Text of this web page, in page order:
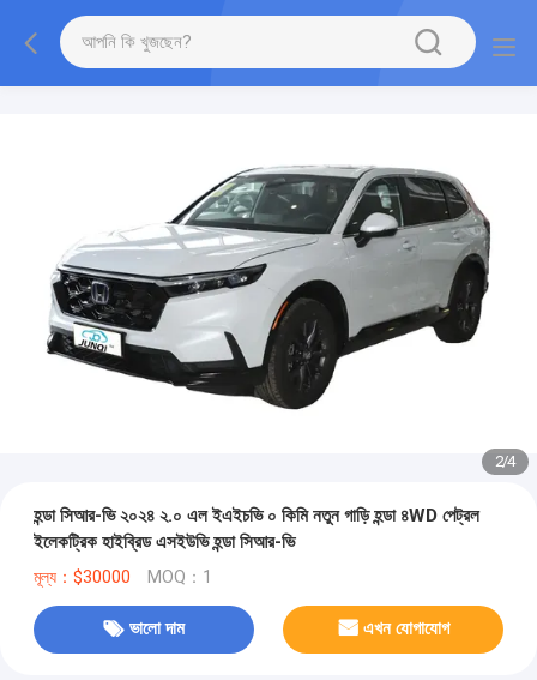
2/4
হন্ডা সিআর-ভি ২০২৪ ২.০ এল ইএইচভি ০ কিমি নতুন গাড়ি হন্ডা ৪WD পেট্রল
ইলেকট্রিক হাইব্রিড এসইউভি হন্ডা সিআর-ভি
মূল্য：$30000 MOQ：1
ভালো দাম এখন যোগাযোগ